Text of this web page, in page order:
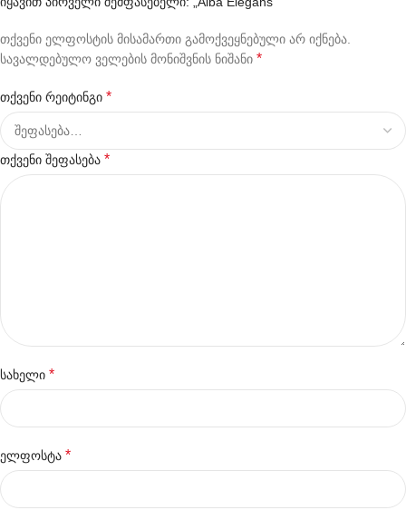
თქვენი ელფოსტის მისამართი გამოქვეყნებული არ იქნება.
სავალდებულო ველების მონიშვნის ნიშანი *
თქვენი რეიტინგი *
თქვენი შეფასება *
სახელი *
ელფოსტა *